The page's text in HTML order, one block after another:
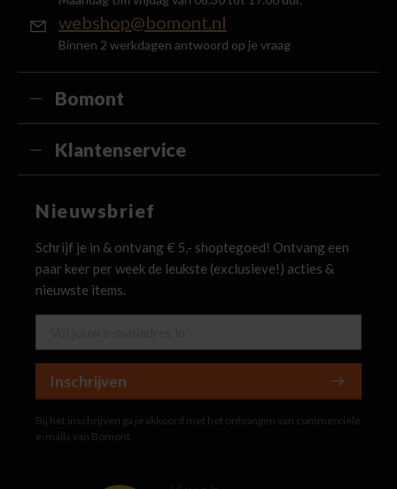
webshop@bomont.nl
Binnen 2 werkdagen antwoord op je vraag
Bomont
Klantenservice
Nieuwsbrief
Schrijf je in & ontvang € 5,- shoptegoed! Ontvang een
paar keer per week de leukste (exclusieve!) acties &
nieuwste items.
Inschrijven
Bij het inschrijven ga je akkoord met het ontvangen van commerciële
e-mails van Bomont.